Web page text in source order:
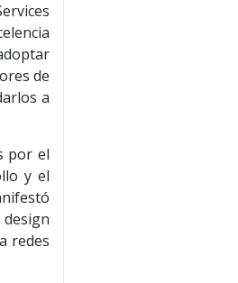
de
a
por el
y el
redes